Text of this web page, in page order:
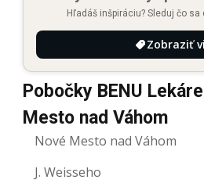
Hľadáš inšpiráciu? Sleduj čo
Zobraziť
Pobočky BENU
Mesto nad Váhom
Nové Mesto nad Váhom
J. Weisseho